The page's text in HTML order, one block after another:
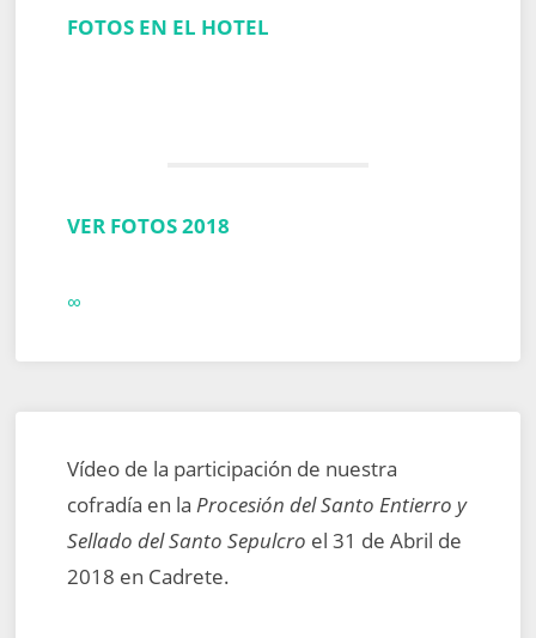
FOTOS EN EL HOTEL
VER FOTOS 2018
∞
Vídeo de la participación de nuestra
cofradía en la Procesión del Santo Entierro y
Sellado del Santo Sepulcro el 31 de Abril de
2018 en Cadrete.